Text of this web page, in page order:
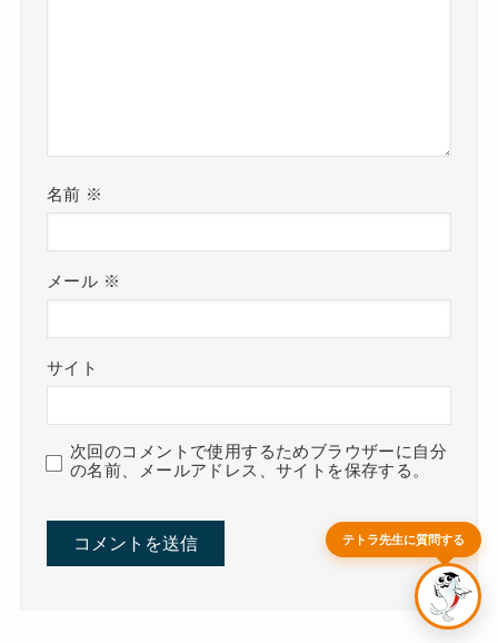
名前 ※
メール ※
サイト
次回のコメントで使用するためブラウザーに自分
の名前、メールアドレス、サイトを保存する。
テトラ先生に質問する
水槽のレンタルやメンテナンスについてAIがお答
無料相談・ZOOM予約
レンタルについて
対応地域について